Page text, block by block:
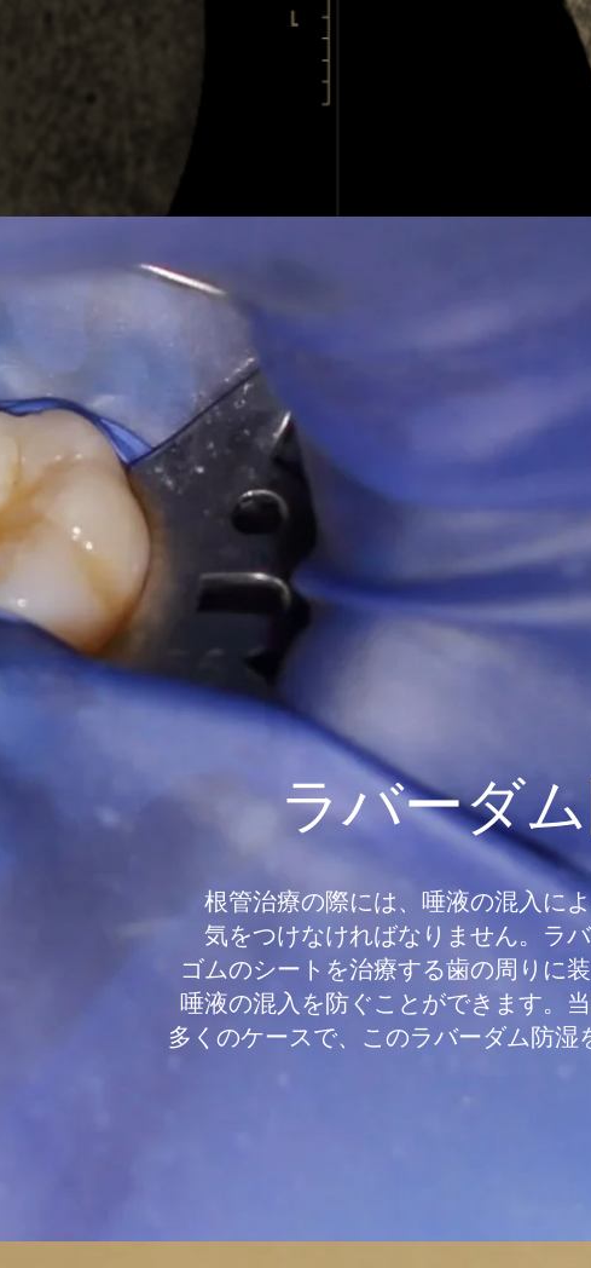
ラバーダ
根管治療の際には、唾液の混入に
気をつけなければなりません。ラ
ゴムのシートを治療する歯の周りに
唾液の混入を防ぐことができます。当
多くのケースで、このラバーダム防湿